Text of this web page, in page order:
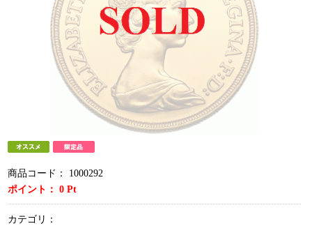
商品コード：
1000292
ポイント：0 Pt
カテゴリ：